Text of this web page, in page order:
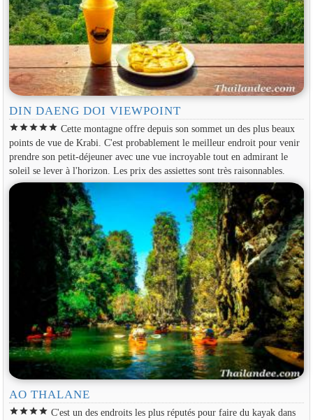
DIN DAENG DOI VIEWPOINT
starstarstarstarstar Cette montagne offre depuis son sommet un des plus beaux
points de vue de Krabi. C'est probablement le meilleur endroit pour venir
prendre son petit-déjeuner avec une vue incroyable tout en admirant le
soleil se lever à l'horizon. Les prix des assiettes sont très raisonnables.
AO THALANE
starstarstarstar C'est un des endroits les plus réputés pour faire du kayak dans